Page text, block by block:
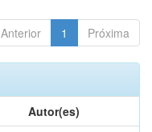
Anterior 1 Próxima
Autor(es)